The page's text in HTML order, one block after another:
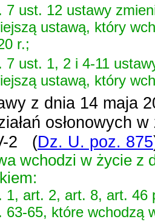
7 ust. 12 ustawy
ustawą, który
r.;
7 ust. 1, 2 i 4-11
ustawą, który
z dnia 14 maja
osłonowych
2
(Dz. U. poz. 875
wchodzi w życie z
1, art. 2, art. 8, art. 46
63-65, które wchodzą